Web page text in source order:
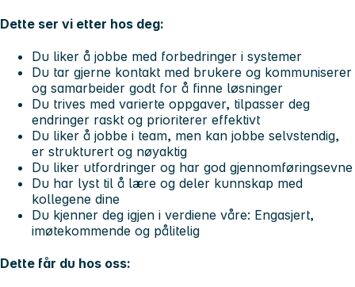
Dette ser vi etter hos deg:
Du liker å jobbe med forbedringer i systemer
Du tar gjerne kontakt med brukere og kommuniserer
og samarbeider godt for å finne løsninger
Du trives med varierte oppgaver, tilpasser deg
endringer raskt og prioriterer effektivt
Du liker å jobbe i team, men kan jobbe selvstendig,
er strukturert og nøyaktig
Du liker utfordringer og har god gjennomføringsevne
Du har lyst til å lære og deler kunnskap med
kollegene dine
Du kjenner deg igjen i verdiene våre: Engasjert,
imøtekommende og pålitelig
Dette får du hos oss: